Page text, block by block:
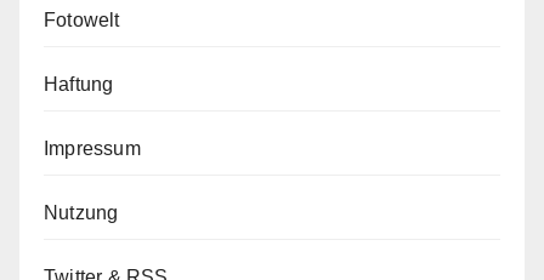
Fotowelt
Haftung
Impressum
Nutzung